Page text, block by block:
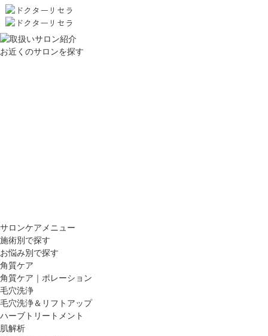
お近くのサロンを探す
サロンケアメニュー
施術別で探す
お悩み別で探す
角質ケア
角質ケア｜ポレーション
毛穴洗浄
毛穴洗浄＆リフトアップ
ハーブトリートメント
肌解析